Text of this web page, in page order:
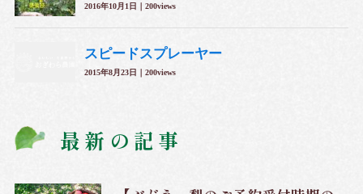
最新の記事